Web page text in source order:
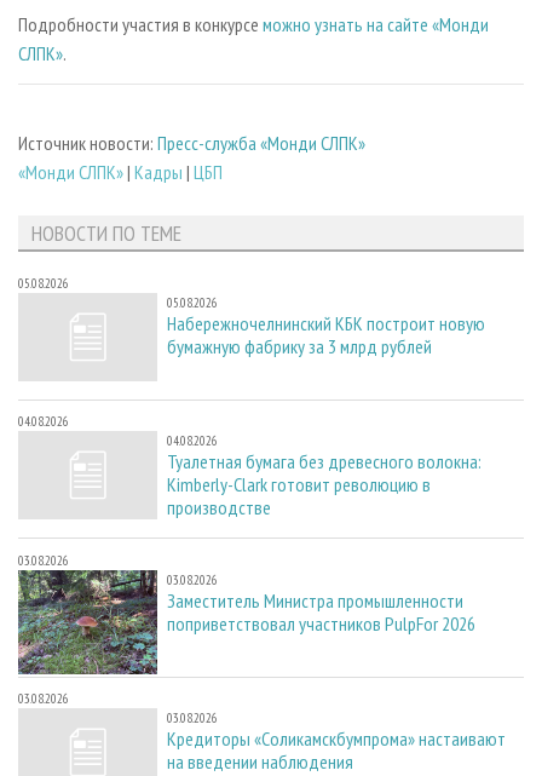
Подробности участия в конкурсе можно узнать на сайте «Монди
СЛПК».
Источник новости: Пресс-служба «Монди СЛПК»
«Монди СЛПК»| Кадры | ЦБП
НОВОСТИ ПО ТЕМЕ
05.08.2026
05.08.2026
Набережночелнинский КБК построит новую
бумажную фабрику за 3 млрд рублей
04.08.2026
04.08.2026
Туалетная бумага без древесного волокна:
Kimberly-Clark готовит революцию в
производстве
03.08.2026
03.08.2026
Заместитель Министра промышленности
поприветствовал участников PulpFor 2026
03.08.2026
03.08.2026
Кредиторы «Соликамскбумпрома» настаивают
на введении наблюдения